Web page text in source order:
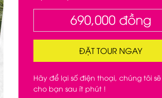
690,000đồng
ĐẶT TOUR NGAY
Hãy để lại số điện thoại, chúng tôi
cho bạn sau ít phút !